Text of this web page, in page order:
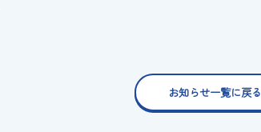
お知らせ一覧に戻る